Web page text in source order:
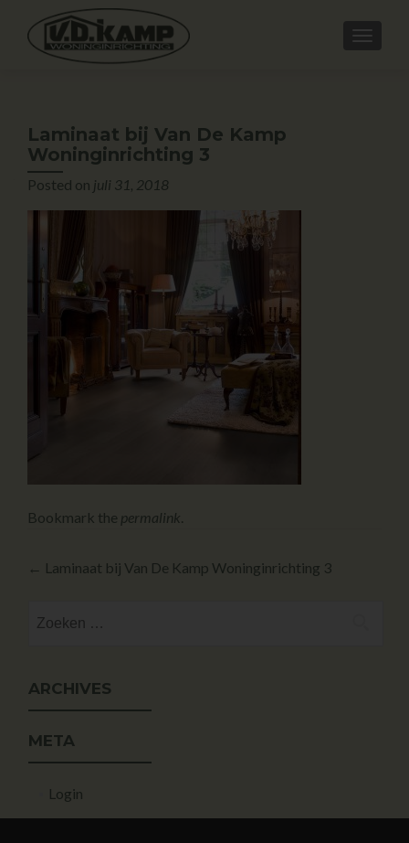
Laminaat bij Van De Kamp
Woninginrichting 3
Posted on juli 31, 2018
Bookmark the permalink.
← Laminaat bij Van De Kamp Woninginrichting 3
ARCHIVES
META
Login